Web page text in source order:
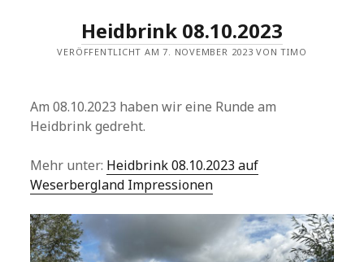
Heidbrink 08.10.2023
VERÖFFENTLICHT AM 7. NOVEMBER 2023 VON TIMO
Am 08.10.2023 haben wir eine Runde am
Heidbrink gedreht.
Mehr unter: Heidbrink 08.10.2023 auf
Weserbergland Impressionen